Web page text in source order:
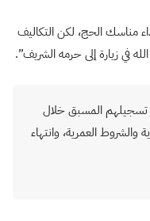
مناسك الحج، لكن التكاليف
في زيارة إلى حرمه الشريف”.
تسجيلهم المسبق خلال
والشروط العمرية، وانتهاء